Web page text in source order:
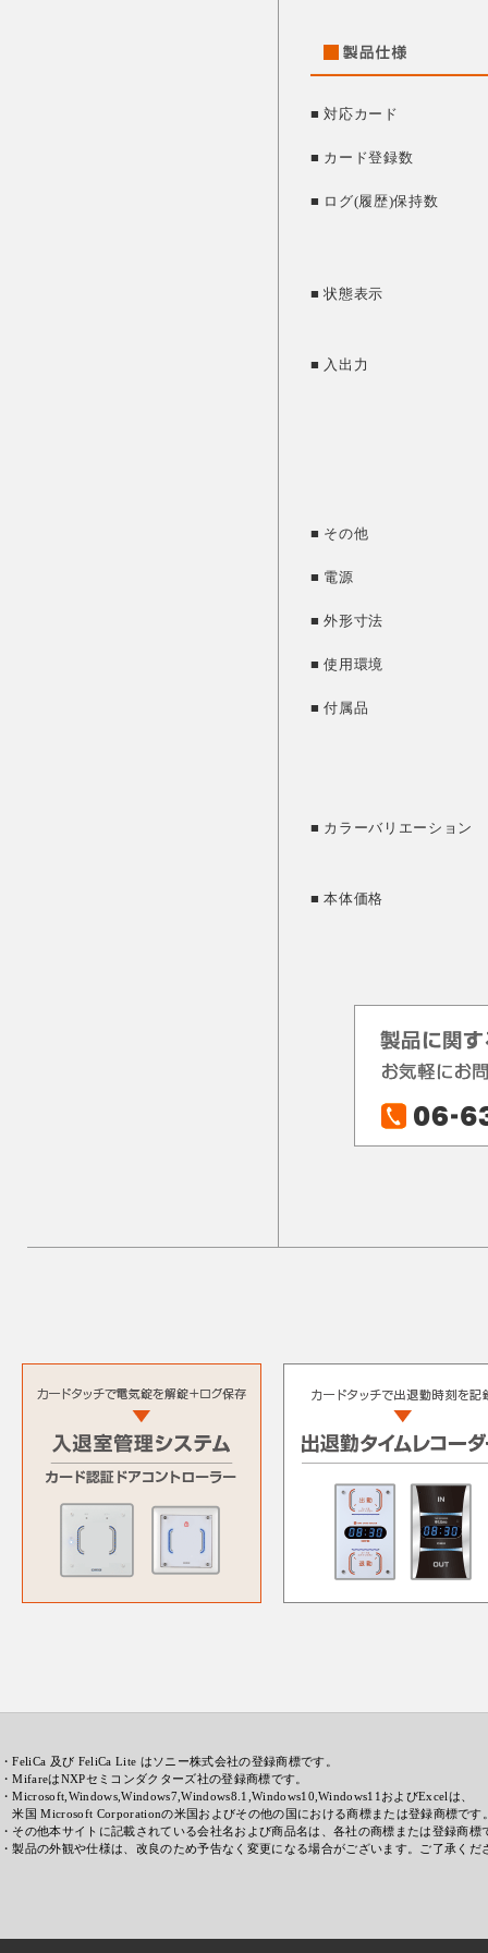
■ 対応カード
■ カード登録数
■ ログ(履歴)保持数
■ 状態表示
■ 入出力
■ その他
■ 電源
■ 外形寸法
■ 使用環境
■ 付属品
■ カラーバリエーション
■ 本体価格
・FeliCa 及び FeliCa Lite はソニー株式会社の登録商標です。
・MifareはNXPセミコンダクターズ社の登録商標です。
・Microsoft,Windows,Windows7,Windows8.1,Windows10,Windows11およびExcelは、
米国 Microsoft Corporationの米国およびその他の国における商標または登録商標です
・その他本サイトに記載されている会社名および商品名は、各社の商標または登録商標
・製品の外観や仕様は、改良のため予告なく変更になる場合がございます。ご了承くだ